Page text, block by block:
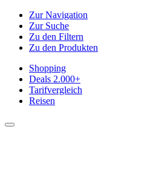
Zur Navigation
Zur Suche
Zu den Filtern
Zu den Produkten
Shopping
Deals 2.000+
Tarifvergleich
Reisen